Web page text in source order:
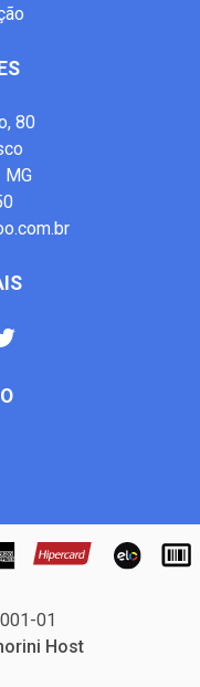
80
01
Host